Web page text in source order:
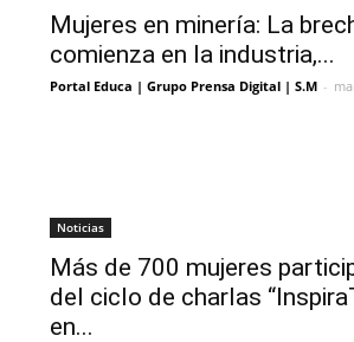
Mujeres en minería: La
comienza en la industria,...
Portal Educa | Grupo Prensa Digital | S.M -
Noticias
Más de 700 mujeres
del ciclo de charlas
en...